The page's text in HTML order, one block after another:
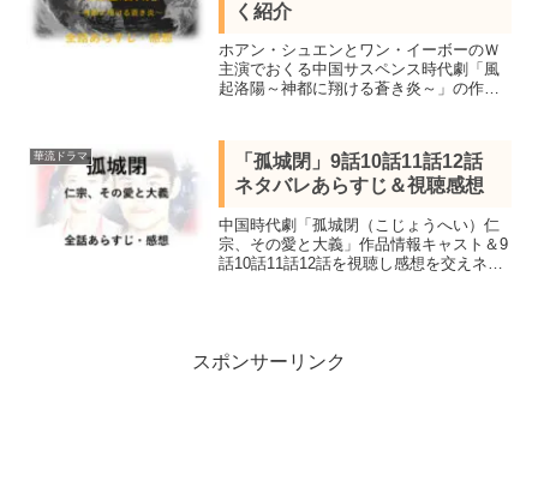
く紹介
ホアン・シュエンとワン・イーボーのＷ
主演でおくる中国サスペンス時代劇「風
起洛陽～神都に翔ける蒼き炎～」の作品
28話「未曽有の神器」のネタバレあらす
じを感想交え紹介。
華流ドラマ
「孤城閉」9話10話11話12話
ネタバレあらすじ＆視聴感想
中国時代劇「孤城閉（こじょうへい）仁
宗、その愛と大義」作品情報キャスト＆9
話10話11話12話を視聴し感想を交えネタ
スポンサーリンク